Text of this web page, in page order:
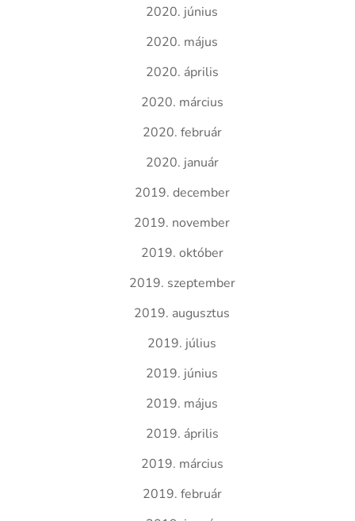
2020. június
2020. május
2020. április
2020. március
2020. február
2020. január
2019. december
2019. november
2019. október
2019. szeptember
2019. augusztus
2019. július
2019. június
2019. május
2019. április
2019. március
2019. február